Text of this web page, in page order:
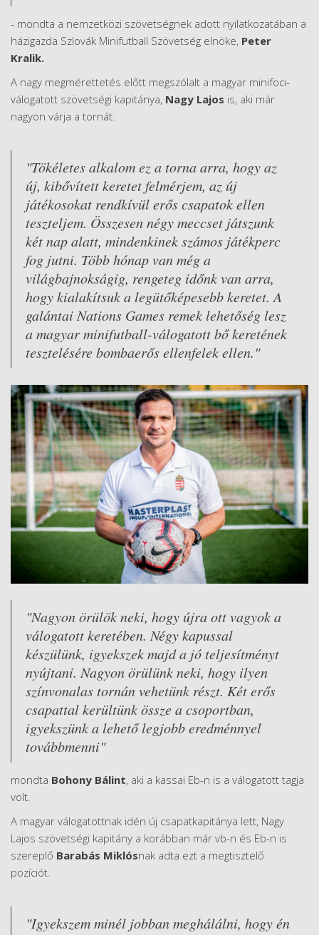
- mondta a nemzetközi szövetségnek adott nyilatkozatában a
házigazda Szlovák Minifutball Szövetség elnöke, Peter
Kralik.
A nagy megmérettetés előtt megszólalt a magyar minifoci-
válogatott szövetségi kapitánya, Nagy Lajos is, aki már
nagyon várja a tornát.
"Tökéletes alkalom ez a torna arra, hogy az
új, kibővített keretet felmérjem, az új
játékosokat rendkívül erős csapatok ellen
teszteljem. Összesen négy meccset játszunk
két nap alatt, mindenkinek számos játékperc
fog jutni. Több hónap van még a
világbajnokságig, rengeteg időnk van arra,
hogy kialakítsuk a legütőképesebb keretet. A
galántai Nations Games remek lehetőség lesz
a magyar minifutball-válogatott bő keretének
tesztelésére bombaerős ellenfelek ellen."
"Nagyon örülök neki, hogy újra ott vagyok a
válogatott keretében. Négy kapussal
készülünk, igyekszek majd a jó teljesítményt
nyújtani. Nagyon örülünk neki, hogy ilyen
színvonalas tornán vehetünk részt. Két erős
csapattal kerültünk össze a csoportban,
igyekszünk a lehető legjobb eredménnyel
továbbmenni"
mondta Bohony Bálint, aki a kassai Eb-n is a válogatott tagja
volt.
A magyar válogatottnak idén új csapatkapitánya lett, Nagy
Lajos szövetségi kapitány a korábban már vb-n és Eb-n is
szereplő Barabás Miklósnak adta ezt a megtisztelő
pozíciót.
"Igyekszem minél jobban meghálálni, hogy én